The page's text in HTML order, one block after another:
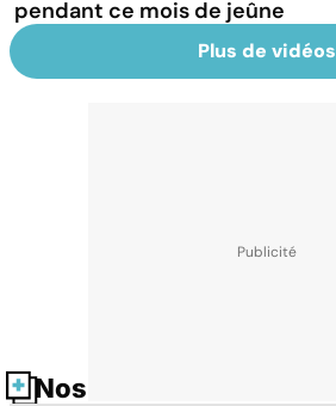
pendant ce mois de jeûne
Plus de vidéos
Nos fiches santé